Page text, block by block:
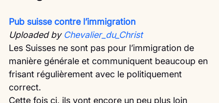
Pub suisse contre l’immigration
Uploaded by Chevalier_du_Christ
Les Suisses ne sont pas pour l’immigration de
manière générale et communiquent beaucoup en
frisant régulièrement avec le politiquement
correct.
Cette fois ci, ils vont encore un peu plus loin